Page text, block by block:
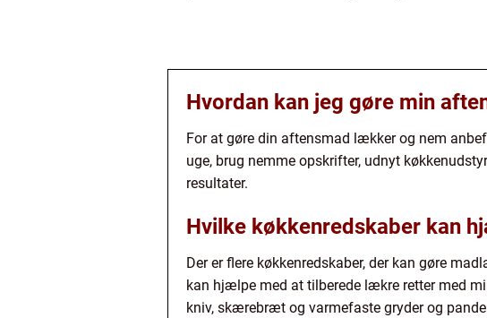
Hvordan kan jeg gøre min
For at gøre din aftensmad lækker og nem
uge, brug nemme opskrifter, udnyt
resultater.
Hvilke køkkenredskaber kan
Der er flere køkkenredskaber, der kan gøre
kan hjælpe med at tilberede lækre retter med
kniv, skærebræt og varmefaste gryder og